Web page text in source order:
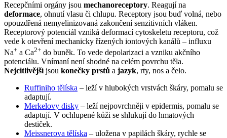
Recepčními orgány jsou mechanoreceptory. Reagují na
deformace, ohnutí vlasu či chlupu. Receptory jsou buď volná, nebo
opouzdřená nemyelinizovaná zakončení senzitivních vláken.
Receptorový potenciál vzniká deformací cytoskeletu receptoru, což
vede k otevření mechanicky řízených iontových kanálů – influxu
Na+ a Ca2+ do buněk. To vede depolarizaci a vzniku akčního
potenciálu. Vnímaní není shodné na celém povrchu těla.
Nejcitlivějšíjsou konečky prstů a jazyk, rty, nos a čelo.
Ruffiniho tělíska – leží v hlubokých vrstvách škáry, pomalu se
adaptují.
Merkelovy disky – leží nejpovrchněji v epidermis, pomalu se
adaptují. V ochlupené kůži se shlukují do hmatových
destiček.
Meissnerova tělíska – uložena v papilách škáry, rychle se